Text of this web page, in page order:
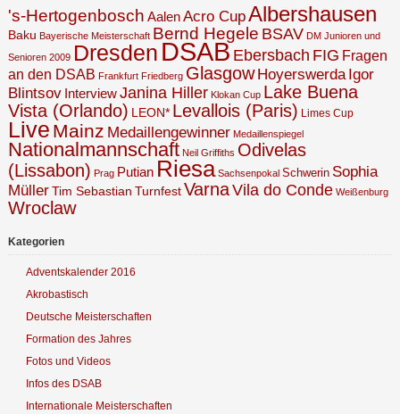
's-Hertogenbosch AalenAcro CupAlbershausen
Baku Bayerische Meisterschaft Bernd Hegele BSAV DM Junioren und
Senioren 2009 Dresden DSAB Ebersbach FIG Fragen
an den DSAB Frankfurt Friedberg Glasgow Hoyerswerda Igor
Blintsov InterviewJanina Hiller Klokan Cup Lake Buena
Vista (Orlando)
LEON* Levallois (Paris) Limes Cup
Live Mainz Medaillengewinner Medaillenspiegel
Nationalmannschaft Neil Griffiths Odivelas
(Lissabon) Prag Putian Riesa Sachsenpokal Schwerin Sophia
Müller Tim Sebastian Turnfest VarnaVila do Conde Weißenburg
Wroclaw
Kategorien
Adventskalender 2016
Akrobastisch
Deutsche Meisterschaften
Formation des Jahres
Fotos und Videos
Infos des DSAB
Internationale Meisterschaften